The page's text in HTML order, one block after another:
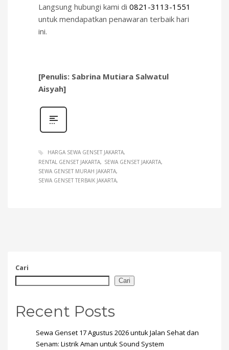
Langsung hubungi kami di 0821-3113-1551
untuk mendapatkan penawaran terbaik hari
ini.
[Penulis: Sabrina Mutiara Salwatul
Aisyah]
HARGA SEWA GENSET JAKARTA
RENTAL GENSET JAKARTA
SEWA GENSET JAKARTA
SEWA GENSET MURAH JAKARTA
SEWA GENSET TERBAIK JAKARTA
Cari
Cari
Recent Posts
Sewa Genset 17 Agustus 2026 untuk Jalan Sehat dan
Senam: Listrik Aman untuk Sound System